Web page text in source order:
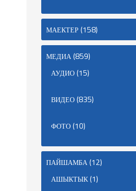
МАЕКТЕР(158)
МЕДИА(859)
АУДИО(15)
ВИДЕО(835)
ФОТО(10)
ПАЙШАМБА(12)
АШЫКТЫК(1)